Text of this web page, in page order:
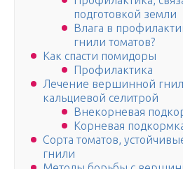
подготовкой земли
Влага в
гнили томатов?
Как спасти помидоры
Профилактика
Лечение вершинной
кальциевой селитрой
Внекорневая
Корневая
Сорта томатов,
гнили